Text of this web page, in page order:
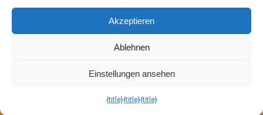
Produkttests und Alltag
Akzeptieren
Ablehnen
Einstellungen ansehen
{title}{title}{title}
nachhaltig reisenin hamburg : stadt, wasser,
weite.